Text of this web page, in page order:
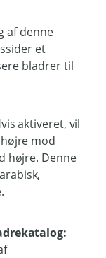
af denne
et
bladrer til
aktiveret, vil
mod
højre. Denne